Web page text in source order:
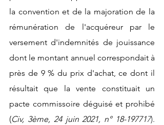
la convention et de la majoration de la
rémunération de l'acquéreur par le
versement d'indemnités de jouissance
dont le montant annuel correspondait à
près de 9 % du prix d'achat, ce dont il
résultait que la vente constituait un
pacte commissoire déguisé et prohibé
(Civ, 3ème, 24 juin 2021, n° 18-197717